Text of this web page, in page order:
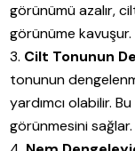
görünümü azalır,
görünüme kavuşur.
Cilt Tonunun
tonunun
yardımcı olabilir.
görünmesini sağlar.